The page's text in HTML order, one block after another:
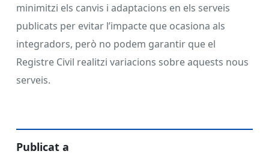
minimitzi els canvis i adaptacions en els serveis
publicats per evitar l’impacte que ocasiona als
integradors, però no podem garantir que el
Registre Civil realitzi variacions sobre aquests nous
serveis.
Publicat a